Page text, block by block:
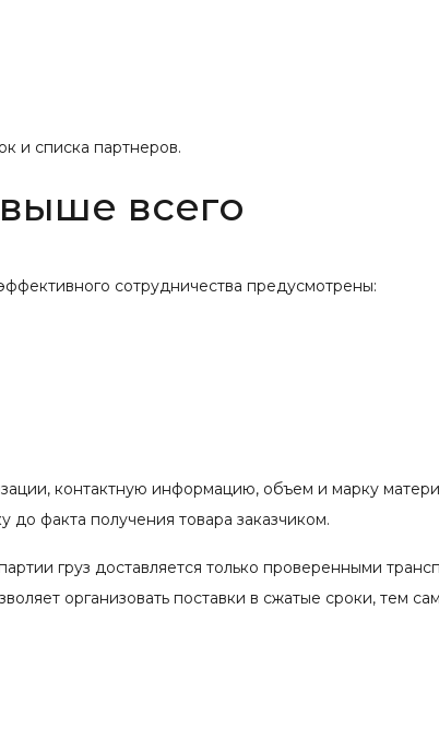
и списка партнеров.
всего
сотрудничества предусмотрены:
контактную информацию, объем и марку
факта получения товара заказчиком.
груз доставляется только проверенными
организовать поставки в сжатые сроки, тем